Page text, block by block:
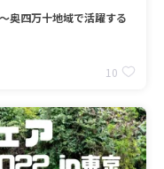
奥四万十地域で活躍する
10